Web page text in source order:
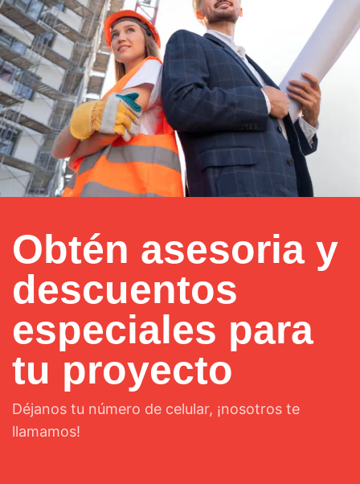
Obtén asesoria y
descuentos
especiales para
tu proyecto
Déjanos tu número de celular, ¡nosotros te
llamamos!